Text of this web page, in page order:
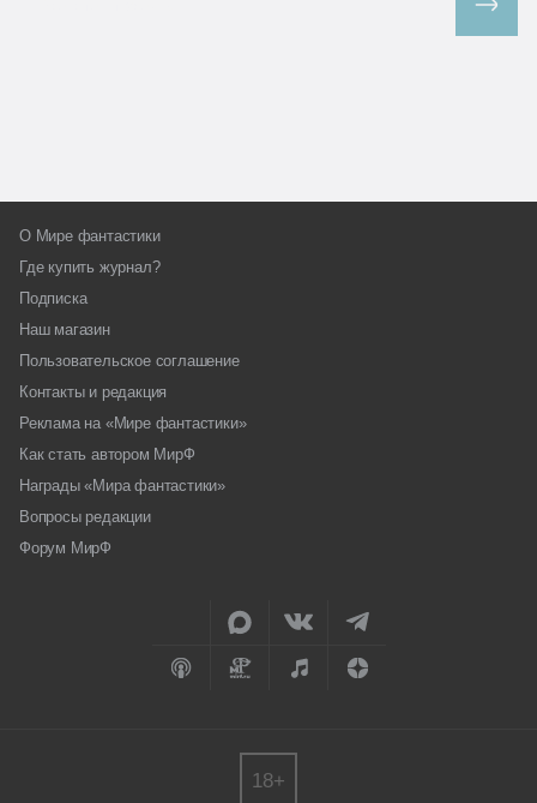
О Мире фантастики
Где купить журнал?
Подписка
Наш магазин
Пользовательское соглашение
Контакты и редакция
Реклама на «Мире фантастики»
Как стать автором МирФ
Награды «Мира фантастики»
Вопросы редакции
Форум МирФ
18+